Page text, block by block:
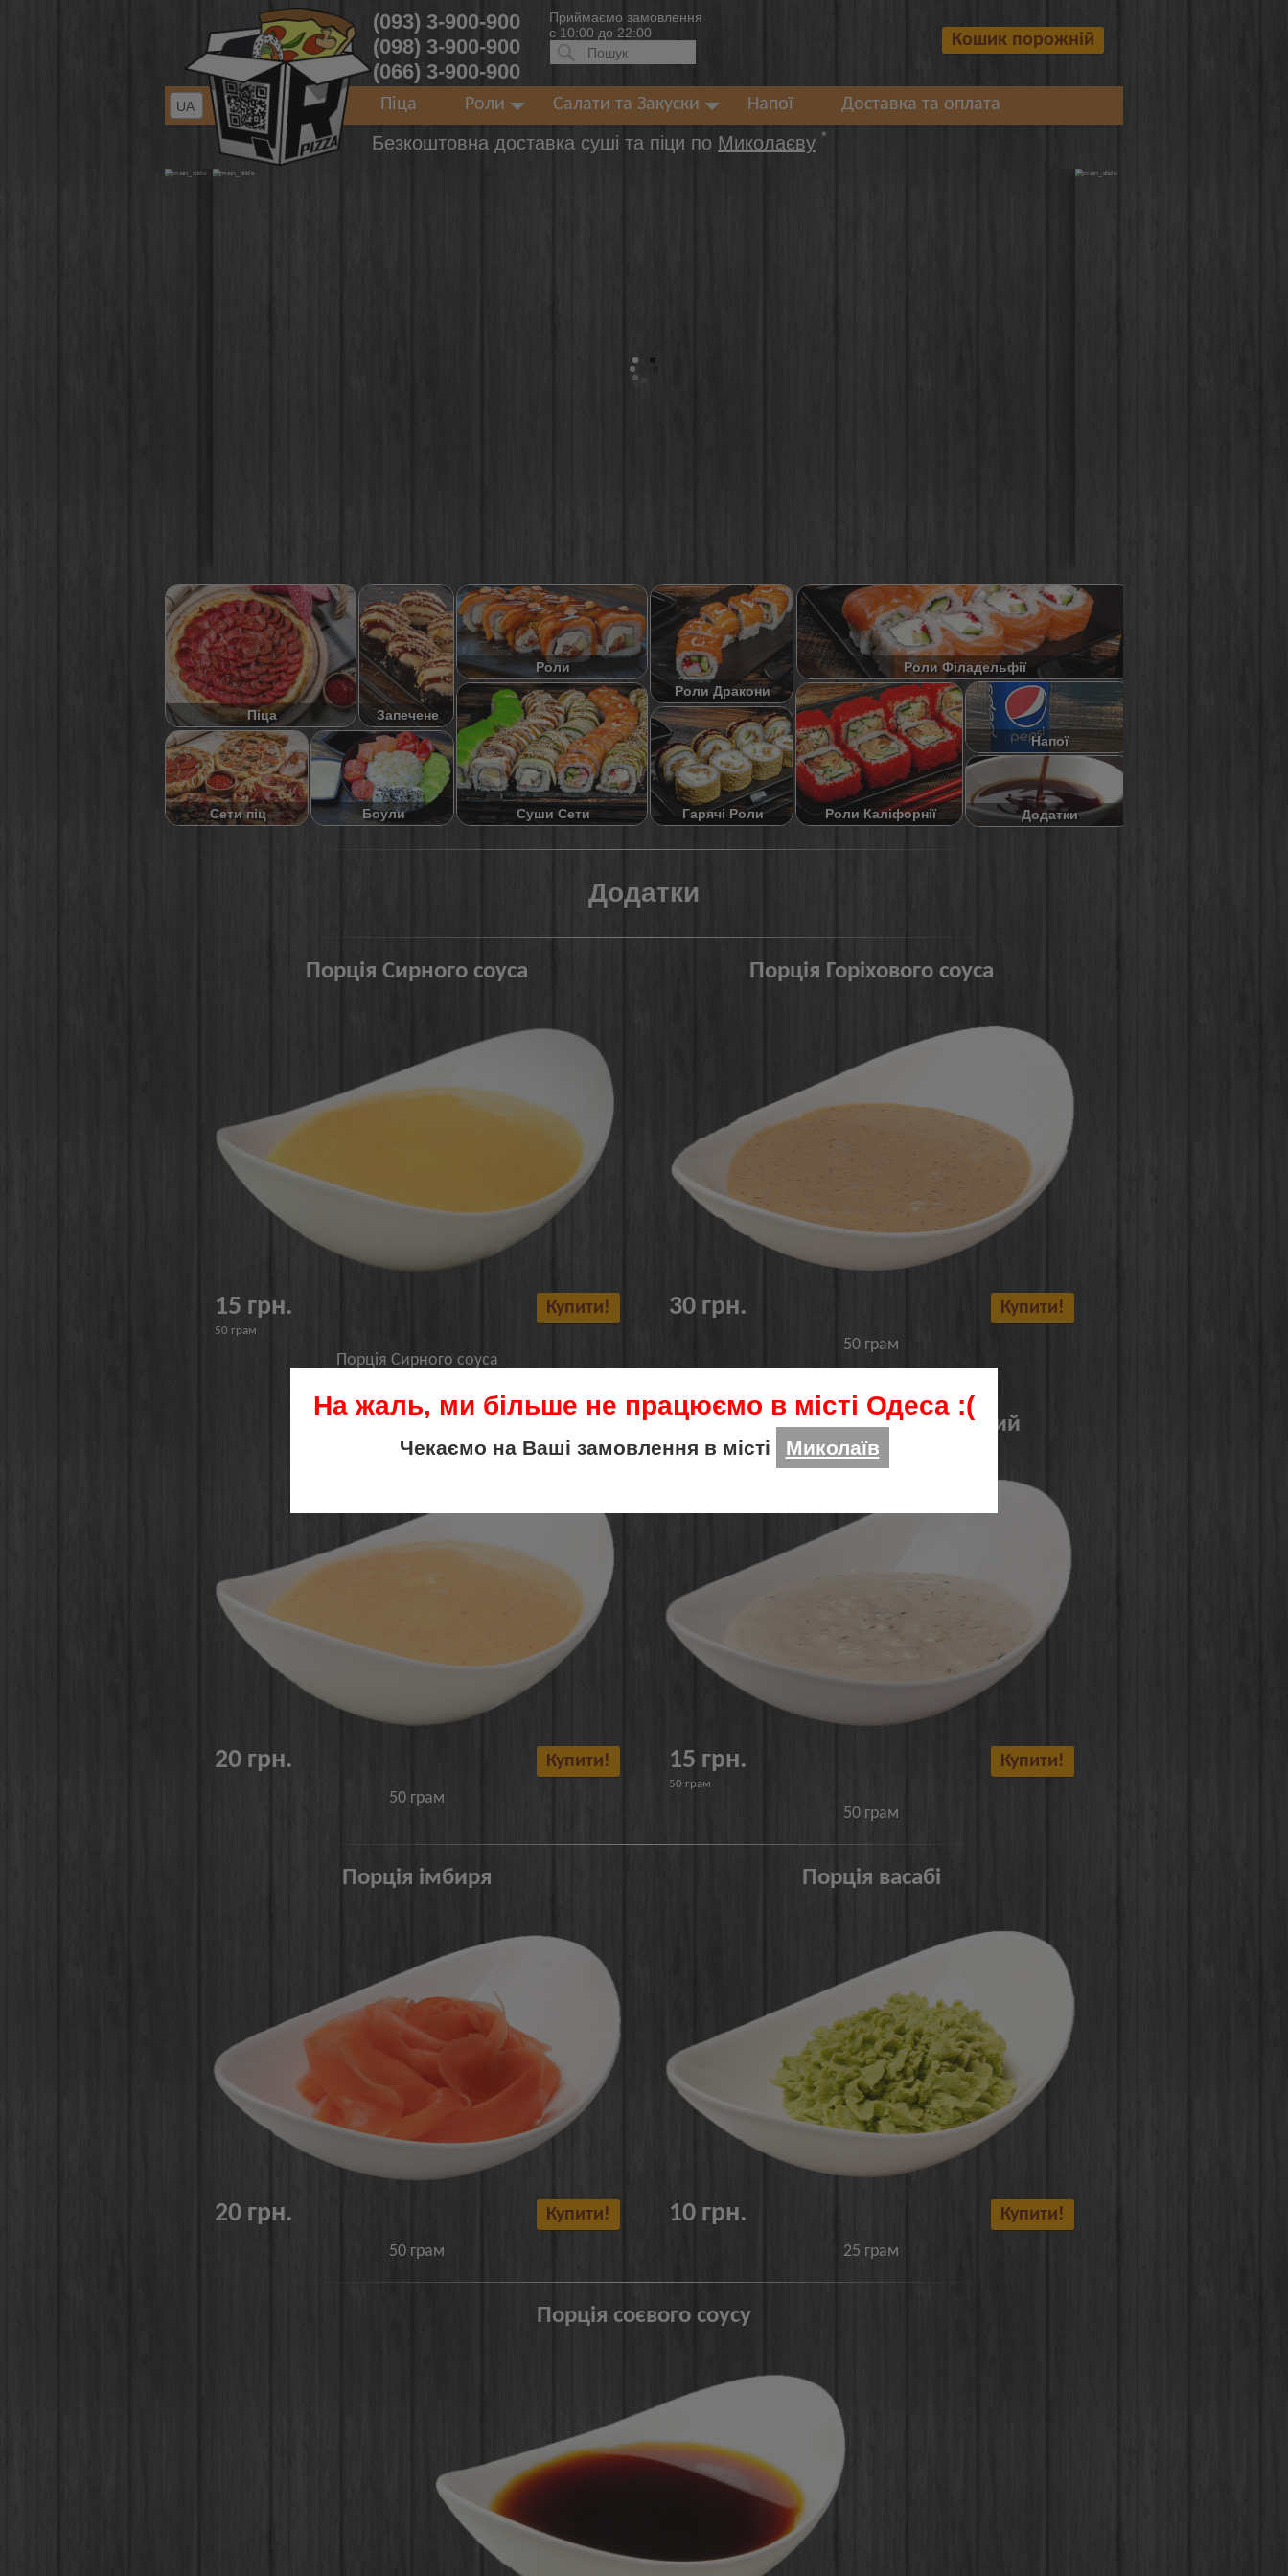
На жаль, ми більше не працюємо в місті Одеса :(
Чекаємо на Ваші замовлення в місті Миколаїв
(093) 3-900-900
(098) 3-900-900
(066) 3-900-900
Приймаємо замовлення
с 10:00 до 22:00
Искать:ПОИСК Кошик порожній
Піца Роли Салати та Закуски Напої Доставка та оплата
Безкоштовна доставка суші та піци по Миколаєву *
UA
Піца Запечене
Роли
Роли Дракони
Роли Філадельфії
Сети піц Боули Суши Сети Гарячі Роли Роли Каліфорнії
Напої
Додатки
Додатки
Порція Сирного соуса
15 грн.
50 грам
Купити!
Порція Сирного соуса
Порція Горіхового соуса
30 грн. Купити!
50 грам
Порція гострого соусу
20 грн. Купити!
50 грам
Соус часниково-майонезний
15 грн.
50 грам
Купити!
50 грам
Порція імбиря
20 грн. Купити!
50 грам
Порція васабі
10 грн. Купити!
25 грам
Порція соєвого соусу